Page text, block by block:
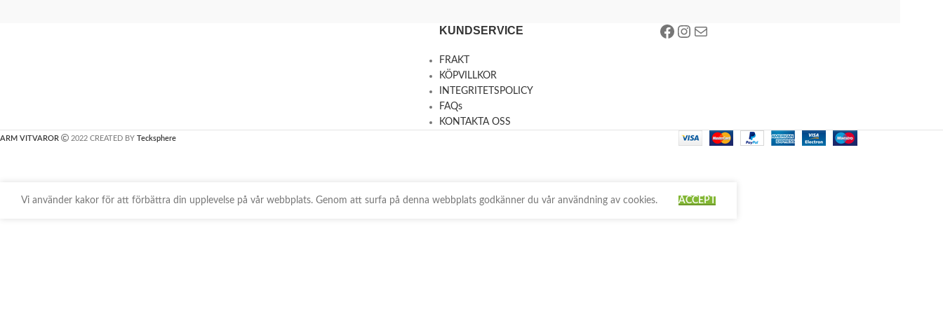
KUNDSERVICE
FRAKT
KÖPVILLKOR
INTEGRITETSPOLICY
FAQs
KONTAKTA OSS
ARM VITVAROR 2022 CREATED BY Tecksphere
Vi använder kakor för att förbättra din upplevelse på vår webbplats. Genom att surfa på denna webbplats godkänner du vår användning av cookies. ACCEPT